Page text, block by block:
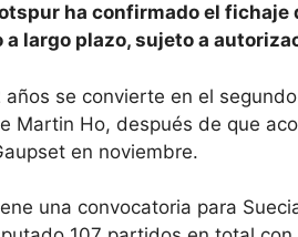
ha confirmado el fichaje
largo plazo, sujeto a
años se convierte en el
Martin Ho, después de que
en noviembre.
una convocatoria para